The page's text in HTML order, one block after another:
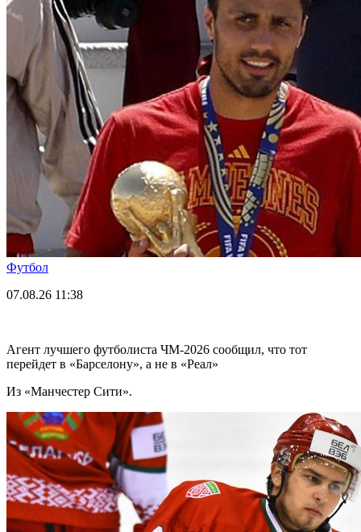
Футбол
07.08.26 11:38
Агент лучшего футболиста ЧМ-2026 cообщил, что тот
перейдет в «Барселону», а не в «Реал»
Из «Манчестер Сити».